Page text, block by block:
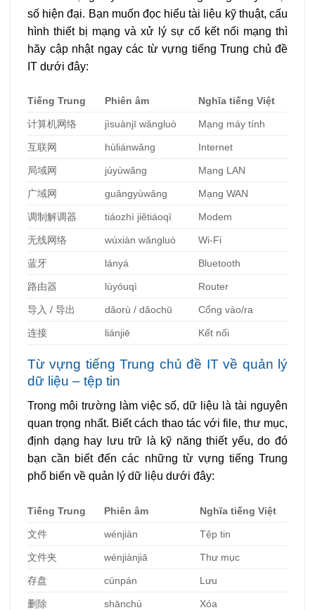
số hiện đại. Bạn muốn đọc hiểu tài liệu kỹ thuật, cấu
hình thiết bị mạng và xử lý sự cố kết nối mạng thì
hãy cập nhật ngay các từ vựng tiếng Trung chủ đề
IT dưới đây:
Tiếng Trung Phiên âm Nghĩa tiếng Việt
计算机网络 jìsuànjī wǎngluò Mạng máy tính
互联网 hùliánwǎng Internet
局域网 júyùwǎng Mạng LAN
广域网 guǎngyùwǎng Mạng WAN
调制解调器 tiáozhì jiětiáoqì Modem
无线网络 wúxiàn wǎngluò Wi-Fi
蓝牙 lányá Bluetooth
路由器 lùyóuqì Router
导入 / 导出 dǎorù / dǎochū Cổng vào/ra
连接 liánjiē Kết nối
Từ vựng tiếng Trung chủ đề IT về quản lý
dữ liệu – tệp tin
Trong môi trường làm việc số, dữ liệu là tài nguyên
quan trọng nhất. Biết cách thao tác với file, thư mục,
định dạng hay lưu trữ là kỹ năng thiết yếu, do đó
bạn cần biết đến các những từ vựng tiếng Trung
phổ biến về quản lý dữ liệu dưới đây:
Tiếng Trung Phiên âm Nghĩa tiếng Việt
文件 wénjiàn Tệp tin
文件夹 wénjiànjiā Thư mục
存盘 cúnpán Lưu
删除 shānchú Xóa